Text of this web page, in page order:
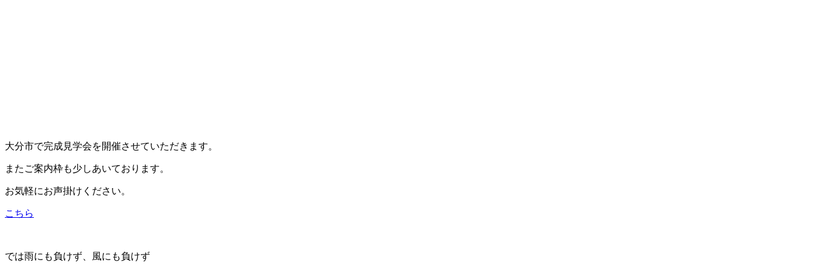
大分市で完成見学会を開催させていただきます。
またご案内枠も少しあいております。
お気軽にお声掛けください。
こちら
では雨にも負けず、風にも負けず